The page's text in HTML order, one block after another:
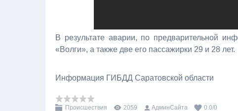
В результате аварии, по предварительной
«Волги», а также две его пассажирки 29 и 28 лет.
Информация ГИБДД Саратовской области
Происшествия 2059 АдминСайта 0.0/0